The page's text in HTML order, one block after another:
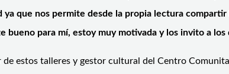
que nos permite desde la propia lectura
bueno para mí, estoy muy motivada y los invito a
estos talleres y gestor cultural del Centro